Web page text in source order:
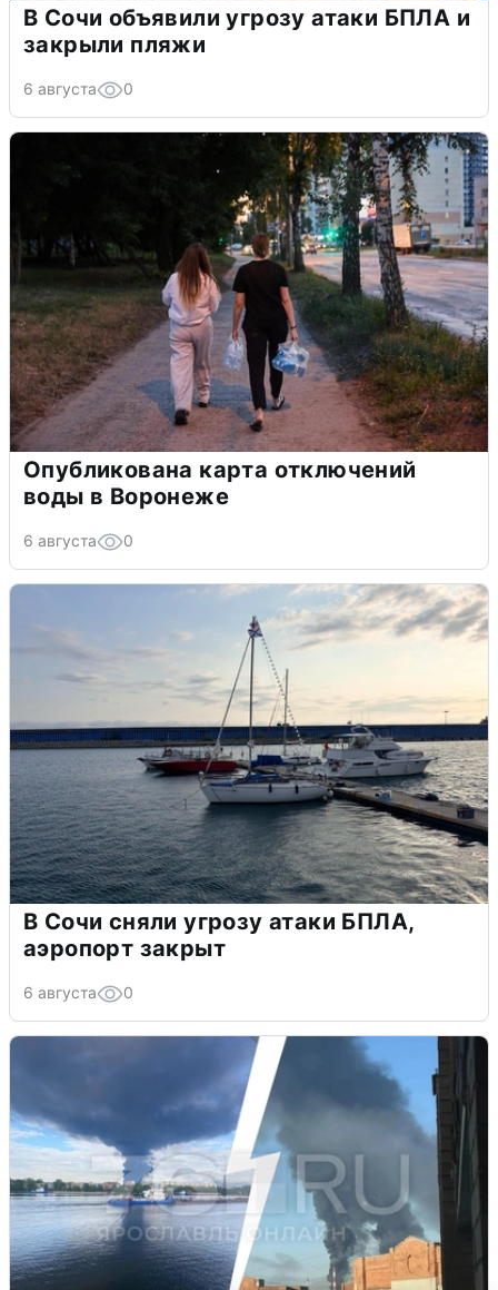
В Сочи объявили угрозу атаки БПЛА и
закрыли пляжи
6 августа 0
Опубликована карта отключений
воды в Воронеже
6 августа 0
В Сочи сняли угрозу атаки БПЛА,
аэропорт закрыт
6 августа 0